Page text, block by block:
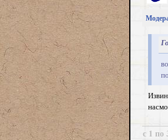
с 1 по